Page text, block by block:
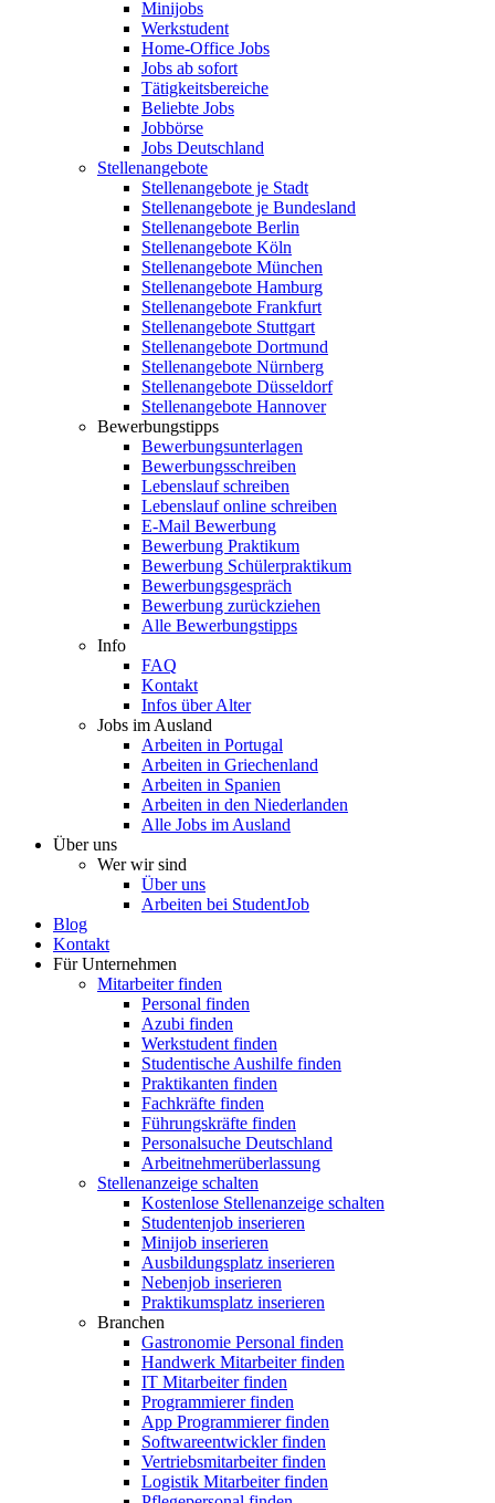
Minijobs
Werkstudent
Home-Office Jobs
Jobs ab sofort
Tätigkeitsbereiche
Beliebte Jobs
Jobbörse
Jobs Deutschland
Stellenangebote
Stellenangebote je Stadt
Stellenangebote je Bundesland
Stellenangebote Berlin
Stellenangebote Köln
Stellenangebote München
Stellenangebote Hamburg
Stellenangebote Frankfurt
Stellenangebote Stuttgart
Stellenangebote Dortmund
Stellenangebote Nürnberg
Stellenangebote Düsseldorf
Stellenangebote Hannover
Bewerbungstipps
Bewerbungsunterlagen
Bewerbungsschreiben
Lebenslauf schreiben
Lebenslauf online schreiben
E-Mail Bewerbung
Bewerbung Praktikum
Bewerbung Schülerpraktikum
Bewerbungsgespräch
Bewerbung zurückziehen
Alle Bewerbungstipps
Info
FAQ
Kontakt
Infos über Alter
Jobs im Ausland
Arbeiten in Portugal
Arbeiten in Griechenland
Arbeiten in Spanien
Arbeiten in den Niederlanden
Alle Jobs im Ausland
Über uns
Wer wir sind
Über uns
Arbeiten bei StudentJob
Blog
Kontakt
Für Unternehmen
Mitarbeiter finden
Personal finden
Azubi finden
Werkstudent finden
Studentische Aushilfe finden
Praktikanten finden
Fachkräfte finden
Führungskräfte finden
Personalsuche Deutschland
Arbeitnehmerüberlassung
Stellenanzeige schalten
Kostenlose Stellenanzeige schalten
Studentenjob inserieren
Minijob inserieren
Ausbildungsplatz inserieren
Nebenjob inserieren
Praktikumsplatz inserieren
Branchen
Gastronomie Personal finden
Handwerk Mitarbeiter finden
IT Mitarbeiter finden
Programmierer finden
App Programmierer finden
Softwareentwickler finden
Vertriebsmitarbeiter finden
Logistik Mitarbeiter finden